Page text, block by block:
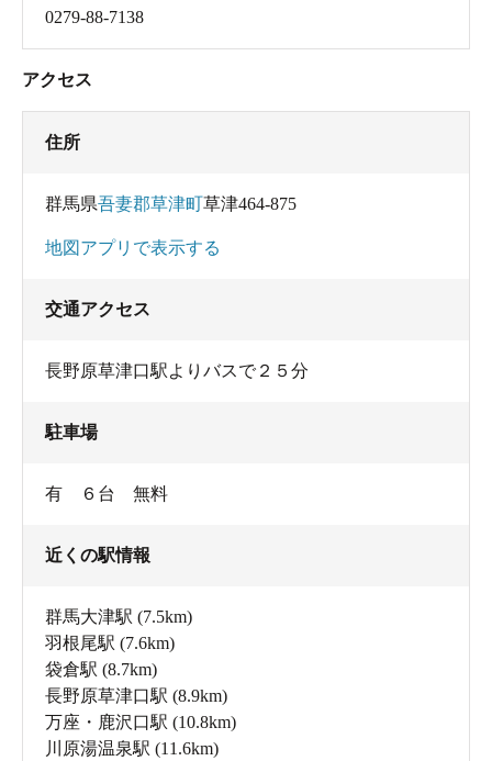
0279-88-7138
アクセス
住所
群馬県吾妻郡草津町草津464-875
地図アプリで表示する
交通アクセス
長野原草津口駅よりバスで２５分
駐車場
有 ６台 無料
近くの駅情報
群馬大津駅 (7.5km)
羽根尾駅 (7.6km)
袋倉駅 (8.7km)
長野原草津口駅 (8.9km)
万座・鹿沢口駅 (10.8km)
川原湯温泉駅 (11.6km)